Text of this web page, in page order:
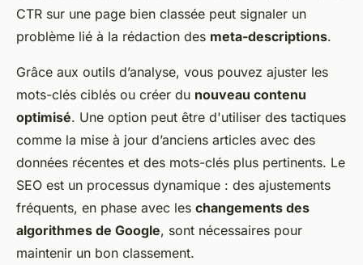
CTR sur une page bien classée peut signaler un
problème lié à la rédaction des meta-descriptions.
Grâce aux outils d’analyse, vous pouvez ajuster les
mots-clés ciblés ou créer du nouveau contenu
optimisé. Une option peut être d'utiliser des tactiques
comme la mise à jour d’anciens articles avec des
données récentes et des mots-clés plus pertinents. Le
SEO est un processus dynamique : des ajustements
fréquents, en phase avec les changements des
algorithmes de Google, sont nécessaires pour
maintenir un bon classement.